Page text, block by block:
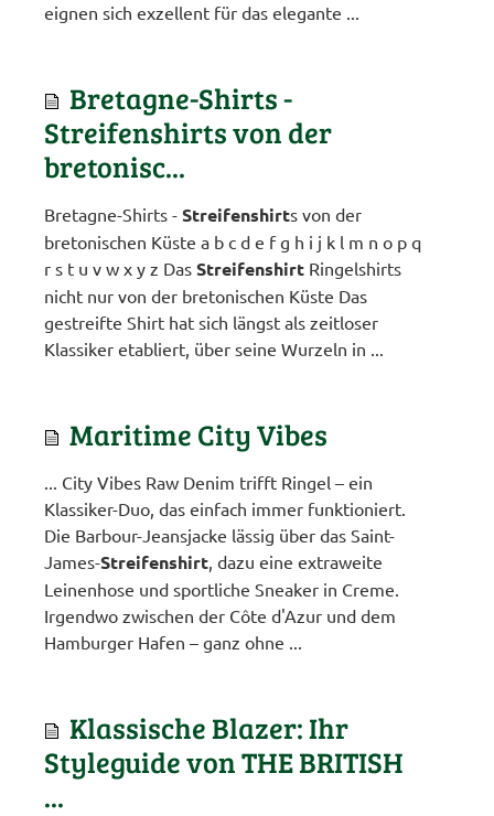
eignen sich exzellent für das elegante ...
Bretagne-Shirts -
Streifenshirts von der
bretonisc...
Bretagne-Shirts - Streifenshirts von der
bretonischen Küste a b c d e f g h i j k l m n o p q
r s t u v w x y z Das Streifenshirt Ringelshirts
nicht nur von der bretonischen Küste Das
gestreifte Shirt hat sich längst als zeitloser
Klassiker etabliert, über seine Wurzeln in ...
Maritime City Vibes
... City Vibes Raw Denim trifft Ringel – ein
Klassiker-Duo, das einfach immer funktioniert.
Die Barbour-Jeansjacke lässig über das Saint-
James-Streifenshirt, dazu eine extraweite
Leinenhose und sportliche Sneaker in Creme.
Irgendwo zwischen der Côte d'Azur und dem
Hamburger Hafen – ganz ohne ...
Klassische Blazer: Ihr
Styleguide von THE BRITISH
...